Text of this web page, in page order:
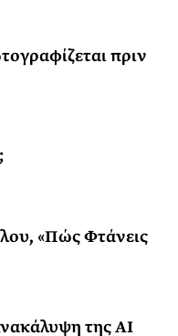
πριν
«Πώς Φτάνεις
της AI